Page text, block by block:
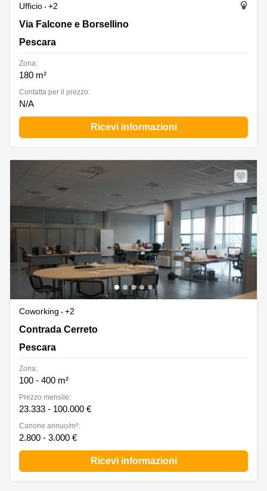
Ufficio
+2
Via Falcone e Borsellino, Pescara
Via Falcone e Borsellino
Pescara
Zona:
180 m²
Сontatta per il prezzo:
N/A
Ricevi informazioni
Coworking
+2
Contrada Cerreto, 264, Pescara
Contrada Cerreto
Pescara
Zona:
100 - 400 m²
Prezzo mensile:
23.333 - 100.000 €
Canone annuo/m²:
2.800 - 3.000 €
Ricevi informazioni